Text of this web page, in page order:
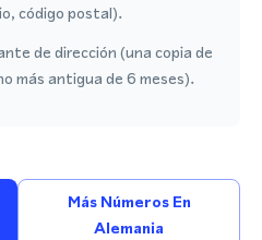
código postal).
de dirección (una copia de
más antigua de 6 meses).
Más Números En
Alemania